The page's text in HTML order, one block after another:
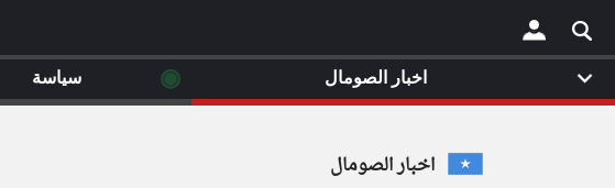
×
اخبار الصومال
اخبار الصومال ◉ سياسة